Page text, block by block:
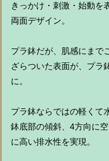
きっかけ・刺激・始動を
両面デザイン。
プラ鉢だが、肌感にまで
ざらついた表面が、プラ
に。
プラ鉢ならではの軽くて
鉢底部の傾斜、4方向に
に高い排水性を実現。